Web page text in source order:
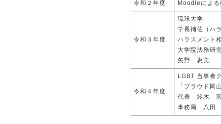
令和２年度 Moodleによる
令和３年度
琉球大学
学長補佐（ハ
ハラスメント
大学院法務研
矢野 恵美
令和４年度
LGBT 当事者
「プラウド岡
代表 鈴木
事務局 八田